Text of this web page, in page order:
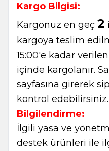
Kargo Bilgisi:
Kargonuz en geç 2
kargoya teslim
15:00'e kadar
içinde kargolanır.
sayfasına girerek
kontrol edebilirsiniz.
Bilgilendirme:
İlgili yasa ve
destek ürünleri ile